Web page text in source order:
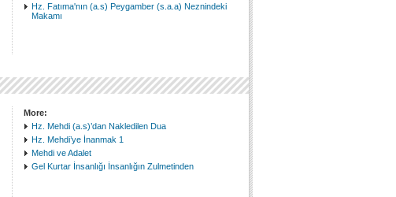
Hz. Fatıma'nın (a.s) Peygamber (s.a.a) Neznindeki
Makamı
More:
Hz. Mehdi (a.s)’dan Nakledilen Dua
Hz. Mehdi’ye İnanmak 1
Mehdi ve Adalet
Gel Kurtar İnsanlığı İnsanlığın Zulmetinden